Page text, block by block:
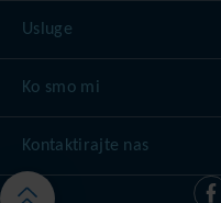
Usluge
Ko smo mi
Kontaktirajte nas